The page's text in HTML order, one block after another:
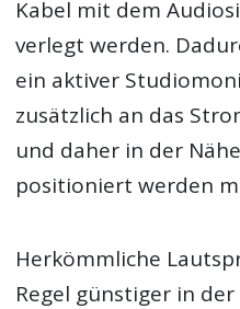
Kabel mit dem
verlegt werden.
ein aktiver
zusätzlich an das
und daher in der
positioniert werden
Herkömmliche
Regel günstiger in